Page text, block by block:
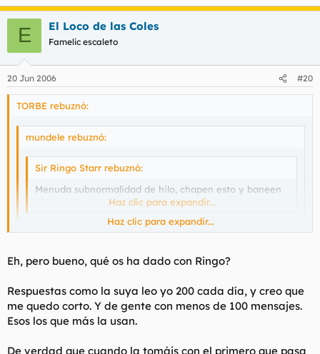
E El Loco de las Coles
Famelic escaleto
20 Jun 2006 #20
TORBE rebuznó:
mundele rebuznó:
Sir Ringo Starr rebuznó:
Menuda subnormalidad de hilo, chapen esto y baneen
Haz clic para expandir...
solo por la respuesta que ha dado Sir Ringo Starr merece un
baneo total.
pero como tiene el comodin de los 1000 mensajes, se le
perdona
Haz clic para expandir...
Eh, pero bueno, qué os ha dado con Ringo?
Respuestas como la suya leo yo 200 cada día, y creo que
me quedo corto. Y de gente con menos de 100 mensajes.
Esos los que más la usan.
De verdad que cuando la tomáis con el primero que pasa